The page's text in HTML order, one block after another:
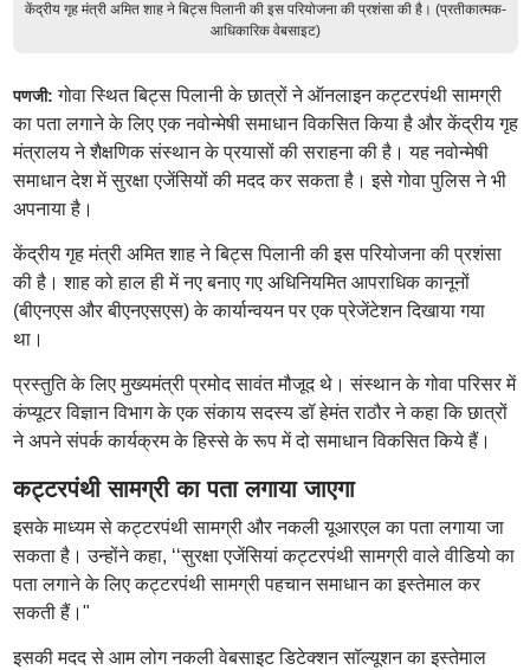
केंद्रीय गृह मंत्री अमित शाह ने बिट्स पिलानी की इस परियोजना की प्रशंसा की है। (प्रतीकात्मक-
आधिकारिक वेबसाइट)
पणजी:गोवा स्थित बिट्स पिलानी के छात्रों ने ऑनलाइन कट्टरपंथी सामग्री
का पता लगाने के लिए एक नवोन्मेषी समाधान विकसित किया है और केंद्रीय गृह
मंत्रालय ने शैक्षणिक संस्थान के प्रयासों की सराहना की है। यह नवोन्मेषी
समाधान देश में सुरक्षा एजेंसियों की मदद कर सकता है। इसे गोवा पुलिस ने भी
अपनाया है।
केंद्रीय गृह मंत्री अमित शाह ने बिट्स पिलानी की इस परियोजना की प्रशंसा
की है। शाह को हाल ही में नए बनाए गए अधिनियमित आपराधिक कानूनों
(बीएनएस और बीएनएसएस) के कार्यान्वयन पर एक प्रेजेंटेशन दिखाया गया
था।
प्रस्तुति के लिए मुख्यमंत्री प्रमोद सावंत मौजूद थे। संस्थान के गोवा परिसर में
कंप्यूटर विज्ञान विभाग के एक संकाय सदस्य डॉ हेमंत राठौर ने कहा कि छात्रों
ने अपने संपर्क कार्यक्रम के हिस्से के रूप में दो समाधान विकसित किये हैं।
कट्टरपंथी सामग्री का पता लगाया जाएगा
इसके माध्यम से कट्टरपंथी सामग्री और नकली यूआरएल का पता लगाया जा
सकता है। उन्होंने कहा, ‘‘सुरक्षा एजेंसियां कट्टरपंथी सामग्री वाले वीडियो का
पता लगाने के लिए कट्टरपंथी सामग्री पहचान समाधान का इस्तेमाल कर
सकती हैं।"
इसकी मदद से आम लोग नकली वेबसाइट डिटेक्शन सॉल्यूशन का इस्तेमाल